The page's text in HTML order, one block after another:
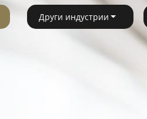
Други индустрии